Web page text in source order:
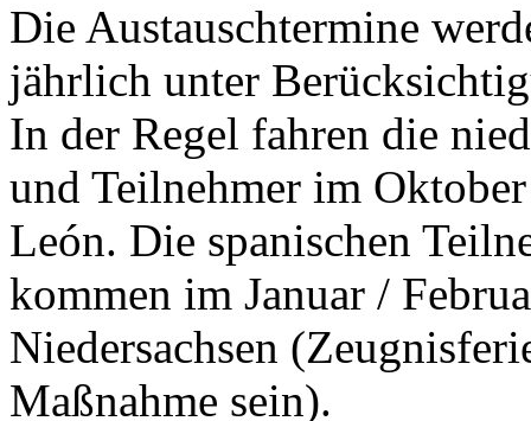
Die Austauschtermine
jährlich unter
In der Regel fahren die
und Teilnehmer im
León. Die spanischen
kommen im Januar /
Niedersachsen
Maßnahme sein).